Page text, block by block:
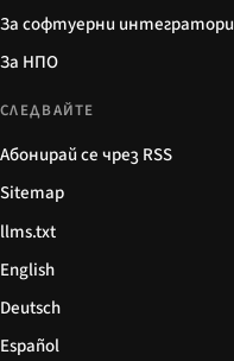
За софтуерни интегратори
За НПО
СЛЕДВАЙТЕ
Абонирай се чрез RSS
Sitemap
llms.txt
English
Deutsch
Español